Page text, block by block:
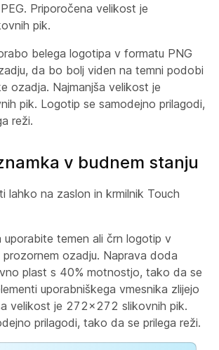
Priporočena velikost je
pik.
belega logotipa v formatu PNG
da bo bolj viden na temni podobi
ozadja. Najmanjša velikost je
pik. Logotip se samodejno prilagodi,
reži.
v budnem stanju
lahko na zaslon in krmilnik Touch
uporabite temen ali črn logotip v
ozadju. Naprava doda
plast s 40% motnostjo, tako da se
uporabniškega vmesnika zlijejo
velikost je 272x272 slikovnih pik.
prilagodi, tako da se prilega reži.